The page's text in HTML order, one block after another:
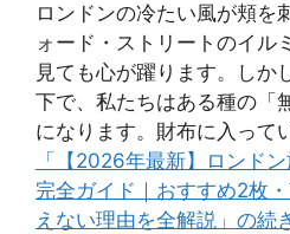
ロンドンの冷たい風が頬を
ォード・ストリートのイル
見ても心が躍ります。しか
下で、私たちはある種の「
になります。財布に入って
「【2026年最新】ロンド
完全ガイド｜おすすめ2枚
えない理由を全解説」の続